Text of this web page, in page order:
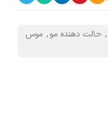
, حالت دهنده مو, موس